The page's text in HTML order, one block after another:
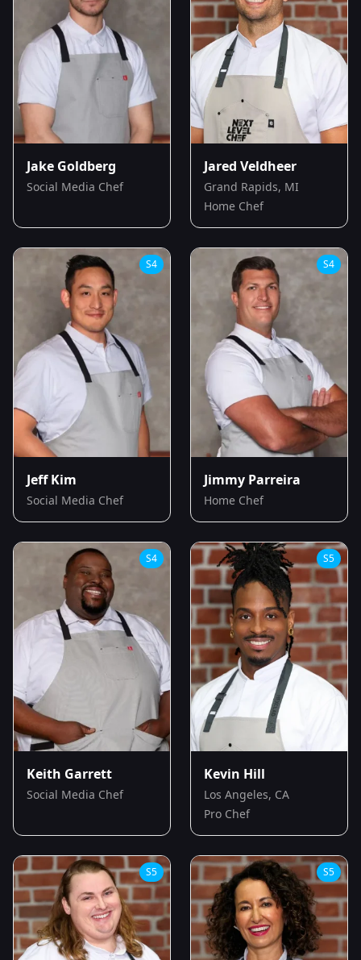
Jake Goldberg
Social Media Chef
Jared Veldheer
Grand Rapids, MI
Home Chef
S4
Jeff Kim
Social Media Chef
S4
Jimmy Parreira
Home Chef
S4
Keith Garrett
Social Media Chef
S5
Kevin Hill
Los Angeles, CA
Pro Chef
S5 S5